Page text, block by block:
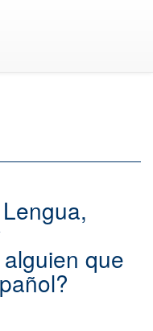
que